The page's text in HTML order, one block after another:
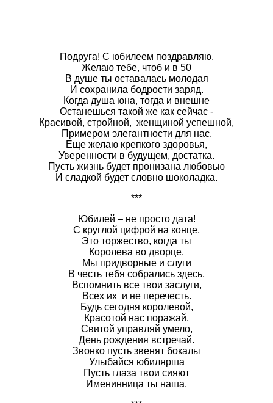
Подруга! С юбилеем поздравляю.
Желаю тебе, чтоб и в 50
В душе ты оставалась молодая
И сохранила бодрости заряд.
Когда душа юна, тогда и внешне
Останешься такой же как сейчас -
Красивой, стройной, женщиной успешной,
Примером элегантности для нас.
Еще желаю крепкого здоровья,
Уверенности в будущем, достатка.
Пусть жизнь будет пронизана любовью
И сладкой будет словно шоколадка.
***
Юбилей – не просто дата!
С круглой цифрой на конце,
Это торжество, когда ты
Королева во дворце.
Мы придворные и слуги
В честь тебя собрались здесь,
Вспомнить все твои заслуги,
Всех их и не перечесть.
Будь сегодня королевой,
Красотой нас поражай,
Свитой управляй умело,
День рождения встречай.
Звонко пусть звенят бокалы
Улыбайся юбилярша
Пусть глаза твои сияют
Именинница ты наша.